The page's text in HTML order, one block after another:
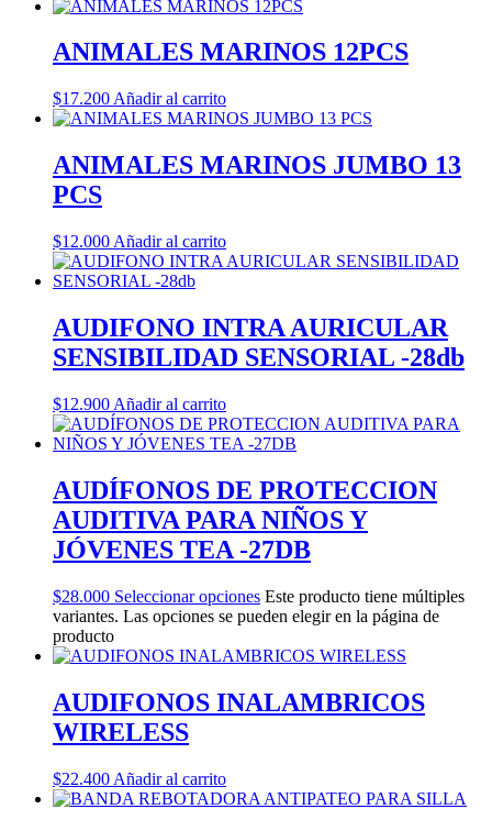
ANIMALES MARINOS 12PCS
$17.200 Añadir al carrito
ANIMALES MARINOS JUMBO 13
PCS
$12.000 Añadir al carrito
AUDIFONO INTRA AURICULAR
SENSIBILIDAD SENSORIAL -28db
$12.900 Añadir al carrito
AUDÍFONOS DE PROTECCION
AUDITIVA PARA NIÑOS Y
JÓVENES TEA -27DB
$28.000 Seleccionar opciones Este producto tiene múltiples
variantes. Las opciones se pueden elegir en la página de
producto
AUDIFONOS INALAMBRICOS
WIRELESS
$22.400 Añadir al carrito